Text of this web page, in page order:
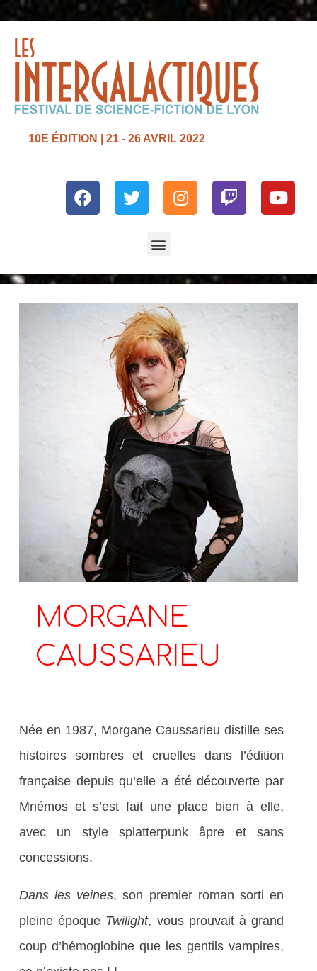
10E ÉDITION | 21 - 26 AVRIL 2022
MORGANE
CAUSSARIEU
Née en 1987, Morgane Caussarieu distille ses
histoires sombres et cruelles dans l’édition
française depuis qu’elle a été découverte par
Mnémos et s’est fait une place bien à elle,
avec un style splatterpunk âpre et sans
concessions.
Dans les veines, son premier roman sorti en
pleine époque Twilight, vous prouvait à grand
coup d’hémoglobine que les gentils vampires,